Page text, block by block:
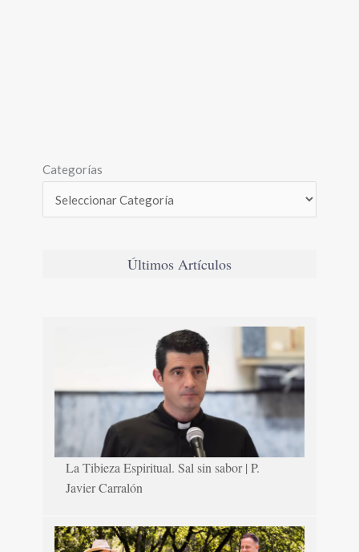
Categorías
Últimos Artículos
La Tibieza Espiritual. Sal sin sabor | P.
Javier Carralón